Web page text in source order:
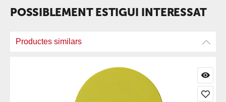
POSSIBLEMENT ESTIGUI INTERESSAT
Productes similars